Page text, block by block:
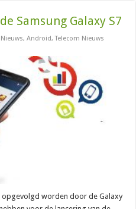
Samsung Galaxy S7
,Android,Telecom Nieuws
opgevolgd worden door de Galaxy